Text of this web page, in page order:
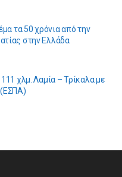
τα 50 χρόνια από την
στην Ελλάδα
χλμ. Λαμία – Τρίκαλα με
(ΕΣΠΑ)